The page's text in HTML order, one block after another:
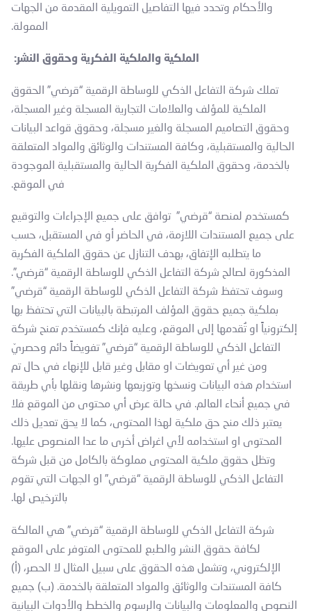
والأحكام وتحدد فيها التفاصيل التمويلية المقدمة من الجهات
الممولة.
الملكية والملكية الفكرية وحقوق النشر:
تملك شركة التفاعل الذكي للوساطة الرقمية “قرضي” الحقوق
الملكية للمؤلف والعلامات التجارية المسجلة وغير المسجلة،
وحقوق التصاميم المسجلة والغير مسجلة، وحقوق قواعد البيانات
الحالية والمستقبلية، وكافة المستندات والوثائق والمواد المتعلقة
بالخدمة، وحقوق الملكية الفكرية الحالية والمستقبلية الموجودة
في الموقع.
كمستخدم لمنصة “قرضي” توافق على جميع الإجراءات والتوقيع
على جميع المستندات اللازمة، في الحاضر أو في المستقبل، حسب
ما يتطلبه الإتفاق، بهدف التنازل عن حقوق الملكية الفكرية
المذكورة لصالح شركة التفاعل الذكي للوساطة الرقمية “قرضي”.
وسوف تحتفظ شركة التفاعل الذكي للوساطة الرقمية “قرضي”
بملكية جميع حقوق المؤلف المرتبطة بالبيانات التي تحتفظ بها
إلكترونياً او تُقدمها إلى الموقع، وعليه فإنك كمستخدم تمنح شركة
التفاعل الذكي للوساطة الرقمية “قرضي” تفويضاً دائم وحصريّ
ومن غير أي تعويضات او مقابل وغير قابل للإنهاء في حال تم
استخدام هذه البيانات ونسخها وتوزيعها ونشرها ونقلها بأي طريقة
في جميع أنحاء العالم. في حالة عرض أي محتوى من الموقع فلا
يعتبر ذلك منح حق ملكية لهذا المحتوى، كما لا يحق تعديل ذلك
المحتوى او استخدامه لأي اغراض أخرى ما عدا المنصوص عليها.
وتظل حقوق ملكية المحتوى مملوكة بالكامل من قبل شركة
التفاعل الذكي للوساطة الرقمية “قرضي” او الجهات التي تقوم
بالترخيص لها.
شركة التفاعل الذكي للوساطة الرقمية “قرضي” هي المالكة
لكافة حقوق النشر والطبع للمحتوى المتوفر على الموقع
الإلكتروني، وتشمل هذه الحقوق على سبيل المثال لا الحصر، (أ)
كافة المستندات والوثائق والمواد المتعلقة بالخدمة. (ب) جميع
النصوص والمعلومات والبيانات والرسوم والخطط والأدوات البيانية